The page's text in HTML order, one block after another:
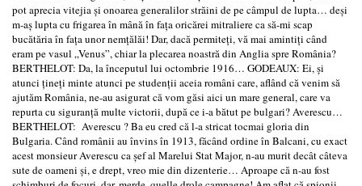
pot aprecia vitejia şi onoarea generalilor străini de pe câmpul de lupta… deşi
m-aş lupta cu frigarea în mână în faţa oricărei mitraliere ca să-mi scap
bucătăria în faţa unor nemţălăi! Dar, dacă permiteţi, vă mai amintiţi când
eram pe vasul „Venus”, chiar la plecarea noastră din Anglia spre România?
BERTHELOT: Da, la începutul lui octombrie 1916… GODEAUX: Ei, şi
atunci ţineţi minte atunci pe studenţii aceia români care, aflând că venim să
ajutăm România, ne-au asigurat că vom găsi aici un mare general, care va
repurta cu siguranţă multe victorii, după ce i-a bătut pe bulgari? Averescu…
BERTHELOT: Averescu ? Ba eu cred că l-a stricat tocmai gloria din
Bulgaria. Când românii au învins în 1913, făcând ordine în Balcani, cu exact
acest monsieur Averescu ca şef al Marelui Stat Major, n-au murit decât câteva
sute de oameni şi, e drept, vreo mie din dizenterie… Aproape că n-au fost